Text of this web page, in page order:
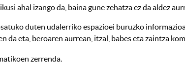
ahal izango da, baina gune zehatza ez da aldez
duten udalerriko espazioei buruzko
da eta, beroaren aurrean, itzal, babes eta zaintza
zerrenda.